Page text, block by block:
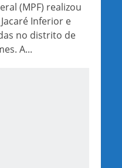
(MPF) realizou
Inferior e
no distrito de
A...